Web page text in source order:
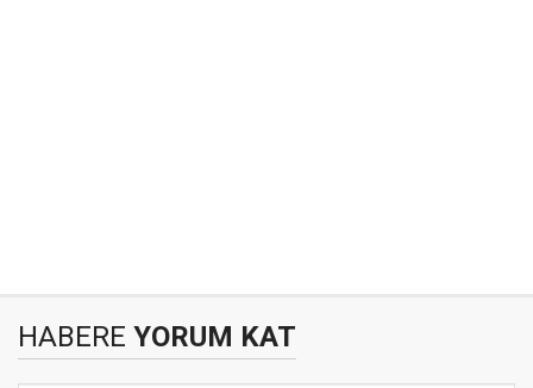
HABERE YORUM KAT